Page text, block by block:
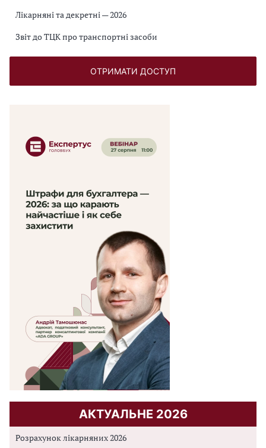
Лікарняні та декретні — 2026
Звіт до ТЦК про транспортні засоби
ОТРИМАТИ ДОСТУП
АКТУАЛЬНЕ 2026
Розрахунок лікарняних 2026